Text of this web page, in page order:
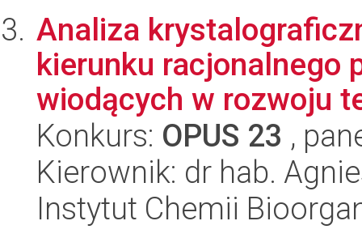
Analiza
kierunku racjonalnego
wiodących w rozwoju
Konkurs: OPUS 23 ,
Kierownik: dr hab.
Instytut Chemii